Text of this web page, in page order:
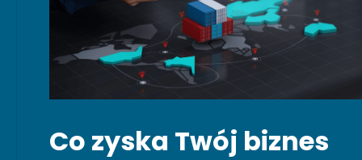
Co zyska Twój biznes